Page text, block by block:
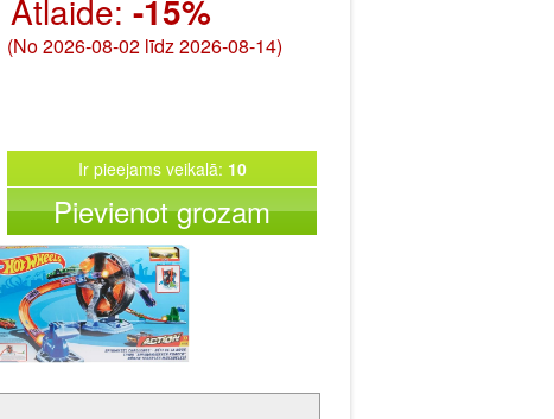
Atlaide: -15%
(No 2026-08-02 līdz 2026-08-14)
Ir pieejams veikalā: 10
Pievienot grozam